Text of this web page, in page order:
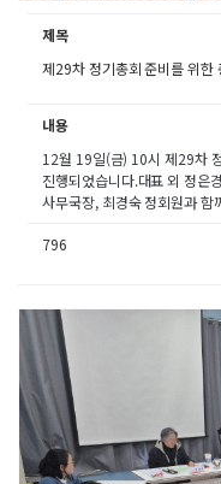
제목
제29차 정기총회 준비를 위
내용
12월 19일(금) 10시 제29차
진행되었습니다.대표 외 정은
사무국장, 최경숙 정회원과 함
796